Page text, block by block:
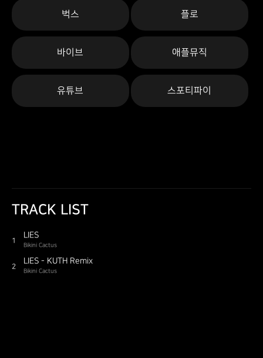
벅스 플로
바이브 애플뮤직
유튜브 스포티파이
TRACK LIST
1
LIES
Bikini Cactus
2
LIES - KUTH Remix
Bikini Cactus